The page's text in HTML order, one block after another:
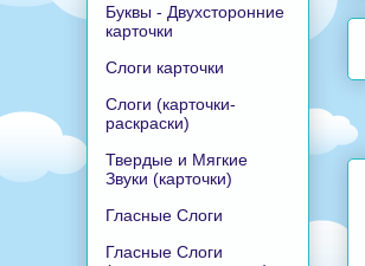
Буквы - Двухсторонние
карточки
Слоги карточки
Слоги (карточки-
раскраски)
Твердые и Мягкие
Звуки (карточки)
Гласные Слоги
Гласные Слоги